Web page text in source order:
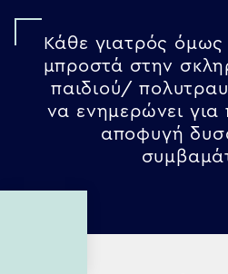
Κάθε γιατρός όμως
μπροστά στην
παιδιού/
να ενημερώνει
αποφυγή